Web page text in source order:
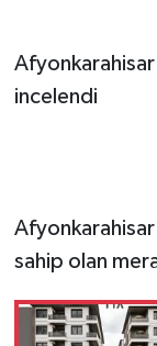
incelendi
sahip olan